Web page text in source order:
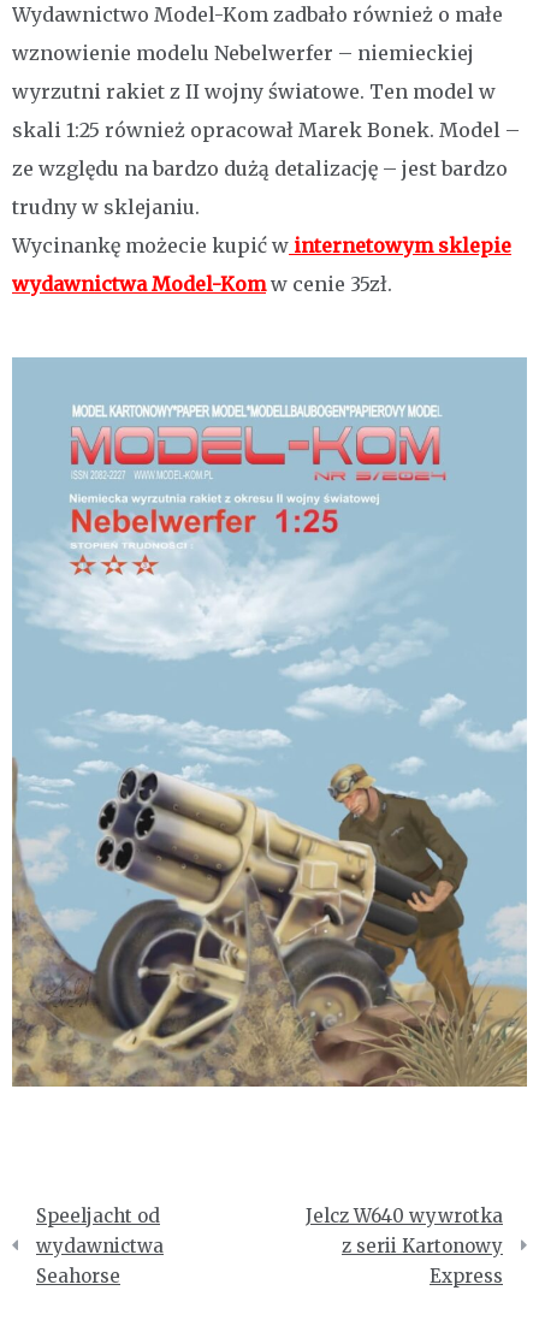
Wydawnictwo Model-Kom zadbało również o małe
wznowienie modelu Nebelwerfer – niemieckiej
wyrzutni rakiet z II wojny światowe. Ten model w
skali 1:25 również opracował Marek Bonek. Model –
ze względu na bardzo dużą detalizację – jest bardzo
trudny w sklejaniu.
Wycinankę możecie kupić w internetowym sklepie
wydawnictwa Model-Komw cenie 35zł.
Nawigacja
wpisu
Speeljacht od
wydawnictwa
Seahorse
Jelcz W640 wywrotka
z serii Kartonowy
Express